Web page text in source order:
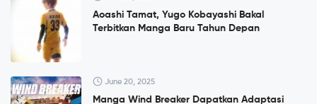
Aoashi Tamat, Yugo Kobayashi Bakal
Terbitkan Manga Baru Tahun Depan
June 20, 2025
Manga Wind Breaker Dapatkan Adaptasi